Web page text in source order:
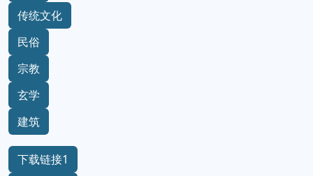
传统文化
民俗
宗教
玄学
建筑
下载链接1